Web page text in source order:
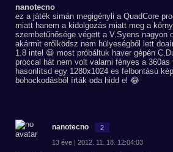
nanotecno
ez a játék simán megigényli a QuadCore
miatt hanem a kidolgozás miatt meg a
szembetűnősége végett a V.Syens nagyon
akármit erőlködsz nem hülyeségből lett
1.8 intel 😃 most próbáltuk haver gépén
proccal hát nem volt valami fényes a 360as
hasonlítsd egy 1280x1024 es felbontású
bohockodásból írták oda hidd el 😂
nanotecno 2
13 éve | 2012. 11. 18. 12:04:03